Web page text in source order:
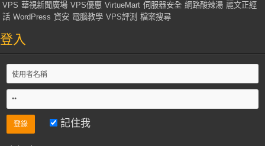
VPS 華視新聞廣場 VPS優惠 VirtueMart 伺服器安全 網路酸辣湯 麗文正經
話 WordPress 資安 電腦教學 VPS評測 檔案搜尋
登入
記住我